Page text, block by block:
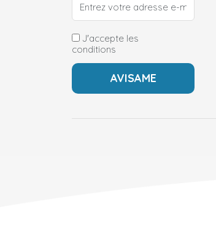
J'accepte les
conditions